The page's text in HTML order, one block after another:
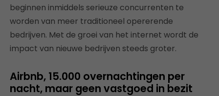
beginnen inmiddels serieuze concurrenten te
worden van meer traditioneel opererende
bedrijven. Met de groei van het internet wordt de
impact van nieuwe bedrijven steeds groter.
Airbnb, 15.000 overnachtingen per
nacht, maar geen vastgoed in bezit